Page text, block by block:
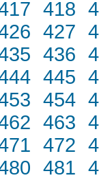
418
427
436
445
454
463
472
481